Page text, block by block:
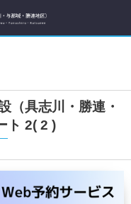
（具志川・勝連・
ト 2( 2 )